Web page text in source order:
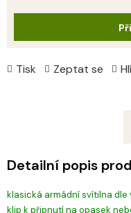
Tisk Zeptat se
Detailní popis
klasická armádní svítilna dle
klip k připnutí na opasek